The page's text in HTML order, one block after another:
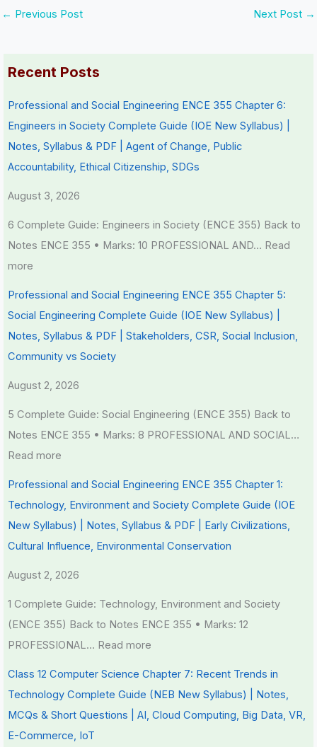
← Previous Post Next Post →
Recent Posts
Professional and Social Engineering ENCE 355 Chapter 6:
Engineers in Society Complete Guide (IOE New Syllabus) |
Notes, Syllabus & PDF | Agent of Change, Public
Accountability, Ethical Citizenship, SDGs
August 3, 2026
6 Complete Guide: Engineers in Society (ENCE 355) Back to
Notes ENCE 355 • Marks: 10 PROFESSIONAL AND… Read
more
S
s
Professional and Social Engineering ENCE 355 Chapter 5:
Social Engineering Complete Guide (IOE New Syllabus) |
Notes, Syllabus & PDF | Stakeholders, CSR, Social Inclusion,
Community vs Society
August 2, 2026
5 Complete Guide: Social Engineering (ENCE 355) Back to
Notes ENCE 355 • Marks: 8 PROFESSIONAL AND SOCIAL…
Read more
Professional and Social Engineering ENCE 355 Chapter 1:
Technology, Environment and Society Complete Guide (IOE
New Syllabus) | Notes, Syllabus & PDF | Early Civilizations,
Cultural Influence, Environmental Conservation
August 2, 2026
1 Complete Guide: Technology, Environment and Society
(ENCE 355) Back to Notes ENCE 355 • Marks: 12
PROFESSIONAL… Read more
e
n
t
a
e
r
v
o
n
Class 12 Computer Science Chapter 7: Recent Trends in
Technology Complete Guide (NEB New Syllabus) | Notes,
MCQs & Short Questions | AI, Cloud Computing, Big Data, VR,
E-Commerce, IoT